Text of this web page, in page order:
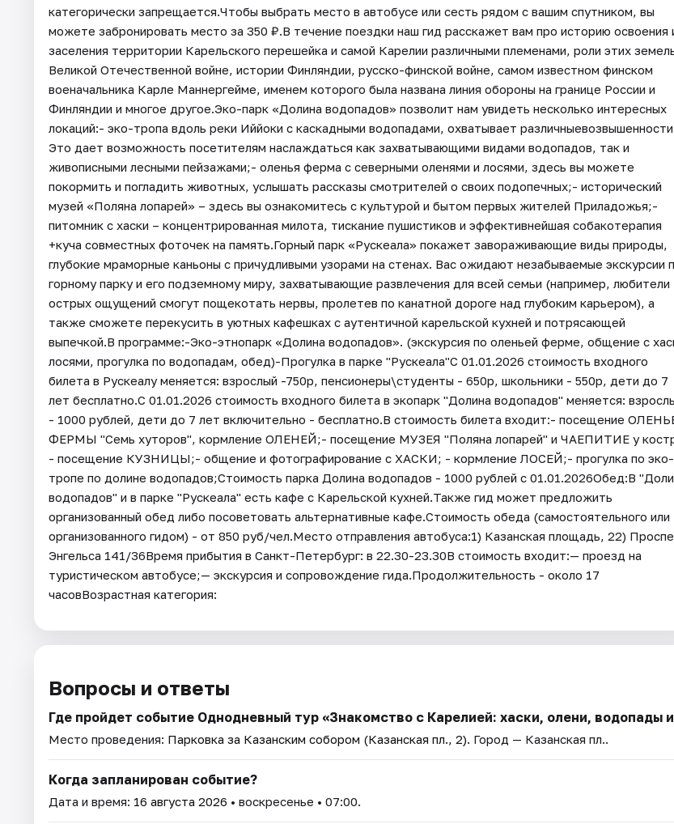
категорически запрещается.Чтобы выбрать место в автобусе или сесть рядом с вашим спутником, вы
можете забронировать место за 350 ₽.В течение поездки наш гид расскажет вам про историю освоения
заселения территории Карельского перешейка и самой Карелии различными племенами, роли этих
Великой Отечественной войне, истории Финляндии, русско-финской войне, самом известном финском
военачальника Карле Маннергейме, именем которого была названа линия обороны на границе России и
Финляндии и многое другое.Эко-парк «Долина водопадов» позволит нам увидеть несколько интересных
локаций:- эко-тропа вдоль реки Иййоки с каскадными водопадами, охватывает
Это дает возможность посетителям наслаждаться как захватывающими видами водопадов, так и
живописными лесными пейзажами;- оленья ферма с северными оленями и лосями, здесь вы можете
покормить и погладить животных, услышать рассказы смотрителей о своих подопечных;- исторический
музей «Поляна лопарей» – здесь вы ознакомитесь с культурой и бытом первых жителей Приладожья;-
питомник с хаски – концентрированная милота, тискание пушистиков и эффективнейшая собакотерапия
+куча совместных фоточек на память.Горный парк «Рускеала» покажет завораживающие виды природы,
глубокие мраморные каньоны с причудливыми узорами на стенах. Вас ожидают незабываемые экскурсии
горному парку и его подземному миру, захватывающие развлечения для всей семьи (например, любители
острых ощущений смогут пощекотать нервы, пролетев по канатной дороге над глубоким карьером), а
также сможете перекусить в уютных кафешках с аутентичной карельской кухней и потрясающей
выпечкой.В программе:-Эко-этнопарк «Долина водопадов». (экскурсия по оленьей ферме, общение с
лосями, прогулка по водопадам, обед)-Прогулка в парке "Рускеала"С 01.01.2026 стоимость входного
билета в Рускеалу меняется: взрослый -750р, пенсионеры\студенты - 650р, школьники - 550р, дети до 7
лет бесплатно.С 01.01.2026 стоимость входного билета в экопарк "Долина водопадов" меняется:
- 1000 рублей, дети до 7 лет включительно - бесплатно.В стоимость билета входит:- посещение
ФЕРМЫ "Семь хуторов", кормление ОЛЕНЕЙ;- посещение МУЗЕЯ "Поляна лопарей" и ЧАЕПИТИЕ у
- посещение КУЗНИЦЫ;- общение и фотографирование с ХАСКИ; - кормление ЛОСЕЙ;- прогулка по эко-
тропе по долине водопадов;Стоимость парка Долина водопадов - 1000 рублей с 01.01.2026Обед:В
водопадов" и в парке "Рускеала" есть кафе с Карельской кухней.Также гид может предложить
организованный обед либо посоветовать альтернативные кафе.Стоимость обеда (самостоятельного или
организованного гидом) - от 850 руб/чел.Место отправления автобуса:1) Казанская площадь, 22)
Энгельса 141/36Время прибытия в Санкт-Петербург: в 22.30-23.30В стоимость входит:— проезд на
туристическом автобусе;— экскурсия и сопровождение гида.Продолжительность - около 17
часовВозрастная категория:
Вопросы и ответы
Где пройдет событие Однодневный тур «Знакомство с Карелией: хаски, олени, водопады
Место проведения: Парковка за Казанским собором (Казанская пл., 2). Город — Казанская пл..
Когда запланирован событие?
Дата и время: 16 августа 2026 • воскресенье • 07:00.